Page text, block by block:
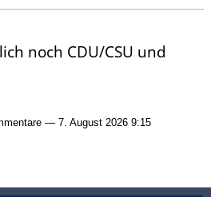
noch CDU/CSU und
— 7. August 2026 9:15